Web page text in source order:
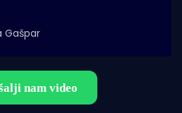
Gašpar